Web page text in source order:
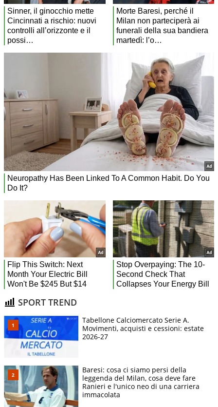
SPORT TREND
Tabellone Calciomercato Serie A.
Movimenti, acquisti e cessioni: estate
2026-27
Baresi: cosa ci siamo persi della
leggenda del Milan, cosa deve fare
Ranieri e l'unico neo di una carriera
immacolata